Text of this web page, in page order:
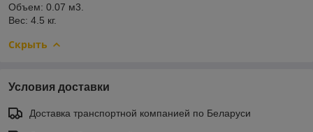
Объем: 0.07 м3.
Вес: 4.5 кг.
Скрыть
Условия доставки
Доставка транспортной компанией по Беларуси